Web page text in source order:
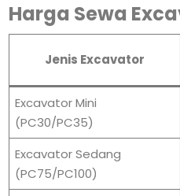
Harga Sewa
Jenis Excavator
Excavator Mini
(PC30/PC35)
Excavator Sedang
(PC75/PC100)